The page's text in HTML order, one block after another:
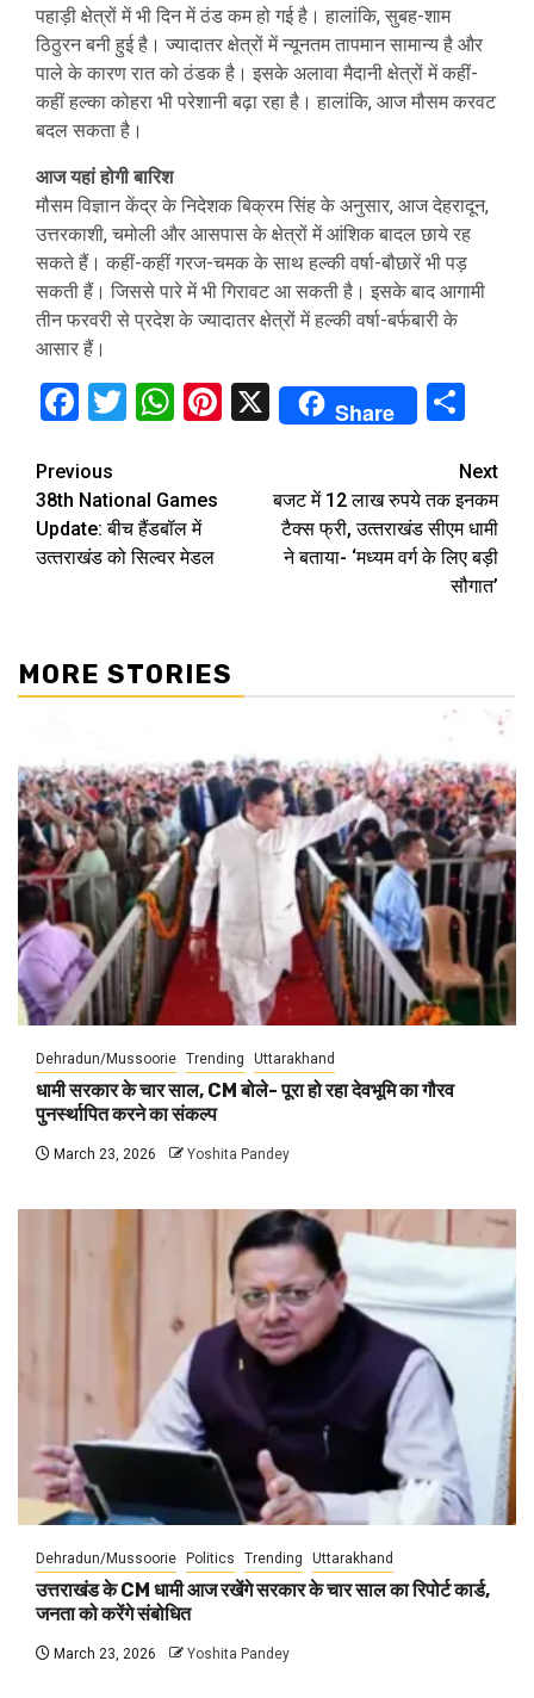
पहाड़ी क्षेत्रों में भी दिन में ठंड कम हो गई है। हालांकि, सुबह-शाम
ठिठुरन बनी हुई है। ज्यादातर क्षेत्रों में न्यूनतम तापमान सामान्य है और
पाले के कारण रात को ठंडक है। इसके अलावा मैदानी क्षेत्रों में कहीं-
कहीं हल्का कोहरा भी परेशानी बढ़ा रहा है। हालांकि, आज मौसम करवट
बदल सकता है।
आज यहां होगी बार‍िश
मौसम विज्ञान केंद्र के निदेशक बिक्रम सिंह के अनुसार, आज देहरादून,
उत्तरकाशी, चमोली और आसपास के क्षेत्रों में आंशिक बादल छाये रह
सकते हैं। कहीं-कहीं गरज-चमक के साथ हल्की वर्षा-बौछारें भी पड़
सकती हैं। जिससे पारे में भी गिरावट आ सकती है। इसके बाद आगामी
तीन फरवरी से प्रदेश के ज्यादातर क्षेत्रों में हल्की वर्षा-बर्फबारी के
आसार हैं।
Facebook
Twitter
WhatsApp
Pinterest
X Share
Continue
Reading
Previous
38th National Games
Update: बीच हैंडबॉल में
उत्‍तराखंड को सिल्‍वर मेडल
Next
बजट में 12 लाख रुपये तक इनकम
टैक्स फ्री, उत्‍तराखंड सीएम धामी
ने बताया- ‘मध्यम वर्ग के लिए बड़ी
सौगात’
MORE STORIES
Dehradun/Mussoorie Trending Uttarakhand
धामी सरकार के चार साल, CM बोले- पूरा हो रहा देवभूमि का गौरव
पुनर्स्थापित करने का संकल्प
March 23, 2026 Yoshita Pandey
Dehradun/Mussoorie Politics Trending Uttarakhand
उत्तराखंड के CM धामी आज रखेंगे सरकार के चार साल का रिपोर्ट कार्ड,
जनता को करेंगे संबोधित
March 23, 2026 Yoshita Pandey